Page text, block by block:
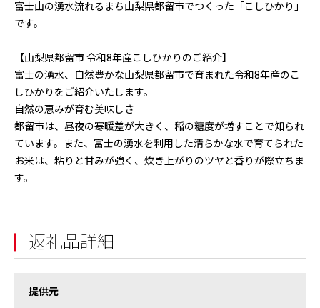
富士山の湧水流れるまち山梨県都留市でつくった「こしひかり」
です。
【山梨県都留市 令和8年産こしひかりのご紹介】
富士の湧水、自然豊かな山梨県都留市で育まれた令和8年産のこ
しひかりをご紹介いたします。
自然の恵みが育む美味しさ
都留市は、昼夜の寒暖差が大きく、稲の糖度が増すことで知られ
ています。また、富士の湧水を利用した清らかな水で育てられた
お米は、粘りと甘みが強く、炊き上がりのツヤと香りが際立ちま
す。
返礼品詳細
提供元